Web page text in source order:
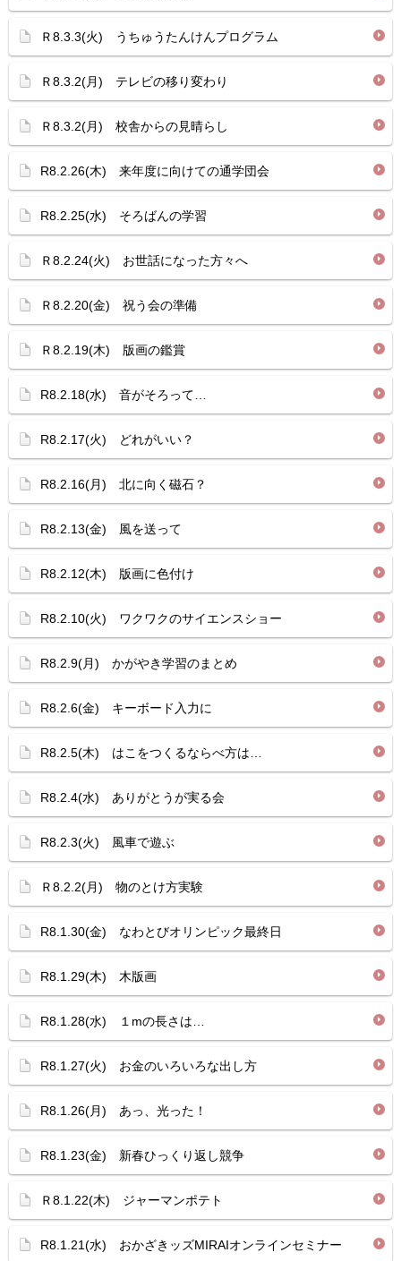
Ｒ8.3.3(火) うちゅうたんけんプログラム
Ｒ8.3.2(月) テレビの移り変わり
Ｒ8.3.2(月) 校舎からの見晴らし
R8.2.26(木) 来年度に向けての通学団会
R8.2.25(水) そろばんの学習
Ｒ8.2.24(火) お世話になった方々へ
Ｒ8.2.20(金) 祝う会の準備
Ｒ8.2.19(木) 版画の鑑賞
R8.2.18(水) 音がそろって…
R8.2.17(火) どれがいい？
R8.2.16(月) 北に向く磁石？
R8.2.13(金) 風を送って
R8.2.12(木) 版画に色付け
R8.2.10(火) ワクワクのサイエンスショー
R8.2.9(月) かがやき学習のまとめ
R8.2.6(金) キーボード入力に
R8.2.5(木) はこをつくるならべ方は…
R8.2.4(水) ありがとうが実る会
R8.2.3(火) 風車で遊ぶ
Ｒ8.2.2(月) 物のとけ方実験
R8.1.30(金) なわとびオリンピック最終日
R8.1.29(木) 木版画
R8.1.28(水) １mの長さは…
R8.1.27(火) お金のいろいろな出し方
R8.1.26(月) あっ、光った！
R8.1.23(金) 新春ひっくり返し競争
Ｒ8.1.22(木) ジャーマンポテト
R8.1.21(水) おかざきッズMIRAIオンラインセミナー